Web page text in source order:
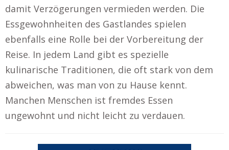
damit Verzögerungen vermieden werden. Die
Essgewohnheiten des Gastlandes spielen
ebenfalls eine Rolle bei der Vorbereitung der
Reise. In jedem Land gibt es spezielle
kulinarische Traditionen, die oft stark von dem
abweichen, was man von zu Hause kennt.
Manchen Menschen ist fremdes Essen
ungewohnt und nicht leicht zu verdauen.